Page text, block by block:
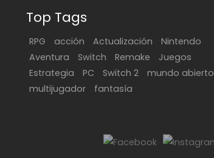
Top Tags
RPG acción Actualización
Nintendo
Aventura
Switch Remake
Juegos
Estrategia
PC Switch 2 mundo abierto
multijugador
fantasía